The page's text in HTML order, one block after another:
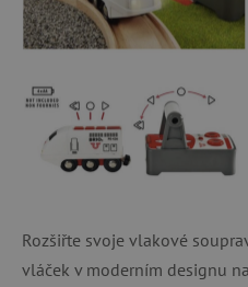
Rozšiřte svoje vlakové
vláček v moderním designu